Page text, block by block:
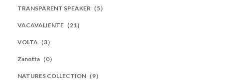
TRANSPARENT SPEAKER（5）
VACAVALIENTE（21）
VOLTA（3）
Zanotta（0）
NATURES COLLECTION（9）